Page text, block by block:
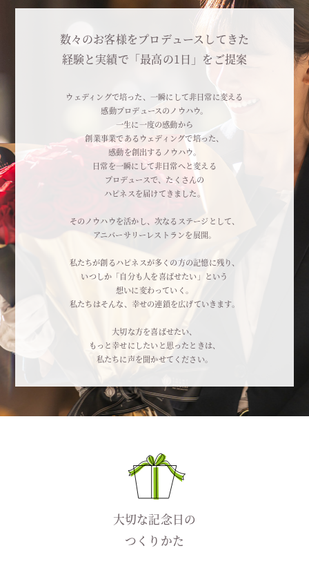
数々のお客様をプロデュースしてきた
経験と実績で「最高の1日」をご提案
ウェディングで培った、一瞬にして非日常に変える
感動プロデュースのノウハウ。
一生に一度の感動から
創業事業であるウェディングで培った、
感動を創出するノウハウ。
日常を一瞬にして非日常へと変える
プロデュースで、たくさんの
ハピネスを届けてきました。
そのノウハウを活かし、次なるステージとして、
アニバーサリーレストランを展開。
私たちが創るハピネスが多くの方の記憶に残り、
いつしか 「自分も人を喜ばせたい」という
想いに変わっていく。
私たちはそんな、幸せの連鎖を広げていきます。
大切な方を喜ばせたい、
もっと幸せにしたいと思ったときは、
私たちに声を聞かせてください。
大切な記念日の
つくりかた